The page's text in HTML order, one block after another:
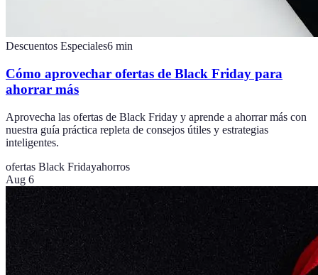
Descuentos Especiales6 min
Cómo aprovechar ofertas de Black Friday para
ahorrar más
Aprovecha las ofertas de Black Friday y aprende a ahorrar más con
nuestra guía práctica repleta de consejos útiles y estrategias
inteligentes.
ofertas Black Fridayahorros
Aug 6